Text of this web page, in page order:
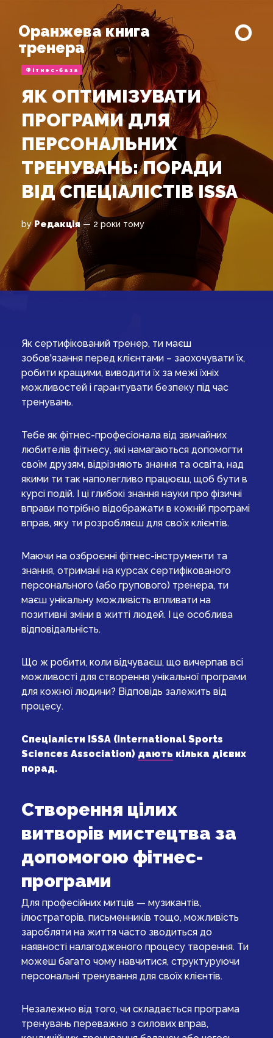
Оранжева книга
тренера
Фітнес-база
ЯК ОПТИМІЗУВАТИ
ПРОГРАМИ ДЛЯ
ПЕРСОНАЛЬНИХ
ТРЕНУВАНЬ: ПОРАДИ
ВІД СПЕЦІАЛІСТІВ ISSA
byРедакція — 2 роки тому
Як сертифікований тренер, ти маєш
зобов'язання перед клієнтами – заохочувати їх,
робити кращими, виводити їх за межі їхніх
можливостей і гарантувати безпеку під час
тренувань.
Тебе як фітнес-професіонала від звичайних
любителів фітнесу, які намагаються допомогти
своїм друзям, відрізняють знання та освіта, над
якими ти так наполегливо працюєш, щоб бути в
курсі подій. І ці глибокі знання науки про фізичні
вправи потрібно відображати в кожній програмі
вправ, яку ти розробляєш для своїх клієнтів.
Маючи на озброєнні фітнес-інструменти та
знання, отримані на курсах сертифікованого
персонального (або групового) тренера, ти
маєш унікальну можливість впливати на
позитивні зміни в житті людей. І це особлива
відповідальність.
Що ж робити, коли відчуваєш, що вичерпав всі
можливості для створення унікальної програми
для кожної людини? Відповідь залежить від
процесу.
Спеціалісти ISSA (International Sports
Sciences Association) дають кілька дієвих
порад.
Створення цілих
витворів мистецтва за
допомогою фітнес-
програми
Для професійних митців — музикантів,
ілюстраторів, письменників тощо, можливість
заробляти на життя часто зводиться до
наявності налагодженого процесу творення. Ти
можеш багато чому навчитися, структуруючи
персональні тренування для своїх клієнтів.
Незалежно від того, чи складається програма
тренувань переважно з силових вправ,